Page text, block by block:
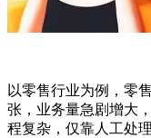
以零售行业为例，零
张，业务量急剧增大
程复杂，仅靠人工处